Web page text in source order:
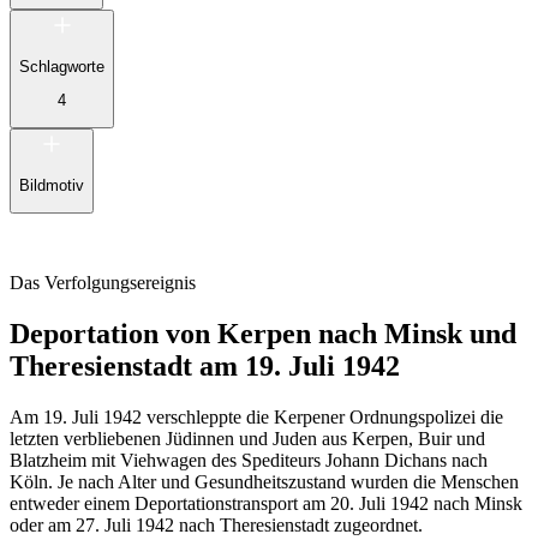
Schlagworte
4
Bildmotiv
Das Verfolgungsereignis
Deportation von Kerpen nach Minsk und
Theresienstadt am 19. Juli 1942
Am 19. Juli 1942 verschleppte die Kerpener Ordnungspolizei die
letzten verbliebenen Jüdinnen und Juden aus Kerpen, Buir und
Blatzheim mit Viehwagen des Spediteurs Johann Dichans nach
Köln. Je nach Alter und Gesundheitszustand wurden die Menschen
entweder einem Deportationstransport am 20. Juli 1942 nach Minsk
oder am 27. Juli 1942 nach Theresienstadt zugeordnet.